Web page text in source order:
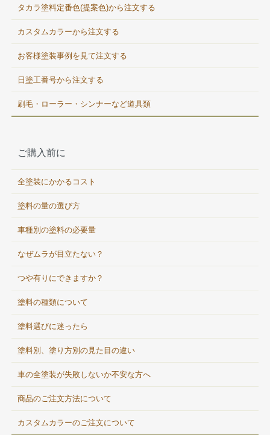
タカラ塗料定番色(提案色)から注文する
カスタムカラーから注文する
お客様塗装事例を見て注文する
日塗工番号から注文する
刷毛・ローラー・シンナーなど道具類
ご購入前に
全塗装にかかるコスト
塗料の量の選び方
車種別の塗料の必要量
なぜムラが目立たない？
つや有りにできますか？
塗料の種類について
塗料選びに迷ったら
塗料別、塗り方別の見た目の違い
車の全塗装が失敗しないか不安な方へ
商品のご注文方法について
カスタムカラーのご注文について